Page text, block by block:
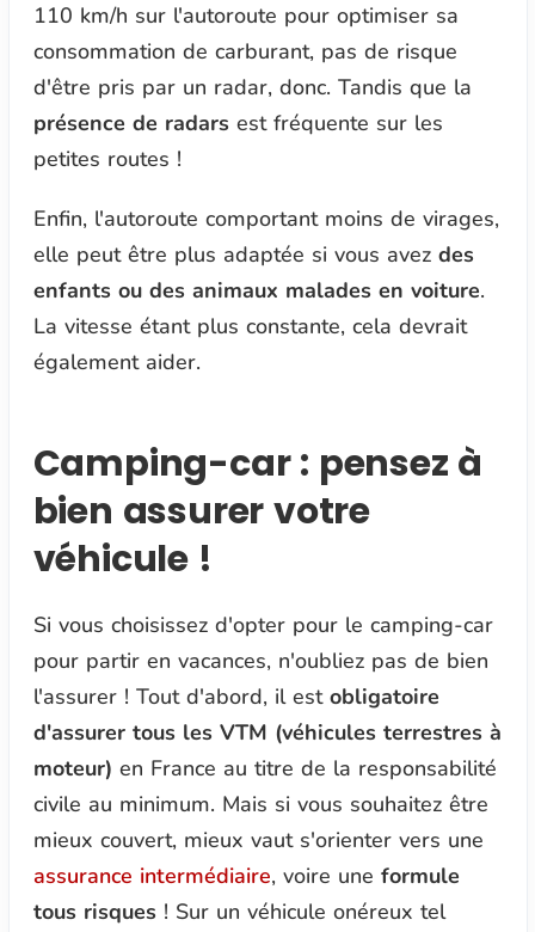
110 km/h sur l'autoroute pour optimiser sa
consommation de carburant, pas de risque
d'être pris par un radar, donc. Tandis que la
présence de radarsest fréquente sur les
petites routes !
Enfin, l'autoroute comportant moins de virages,
elle peut être plus adaptée si vous avezdes
enfants ou des animaux malades en voiture.
La vitesse étant plus constante, cela devrait
également aider.
Camping-car : pensez à
bien assurer votre
véhicule !
Si vous choisissez d'opter pour le camping-car
pour partir en vacances, n'oubliez pas de bien
l'assurer ! Tout d'abord, il est obligatoire
d'assurer tous les VTM (véhicules terrestres à
moteur) en France au titre de la responsabilité
civile au minimum. Mais si vous souhaitez être
mieux couvert, mieux vaut s'orienter vers une
assurance intermédiaire, voire une formule
tous risques ! Sur un véhicule onéreux tel